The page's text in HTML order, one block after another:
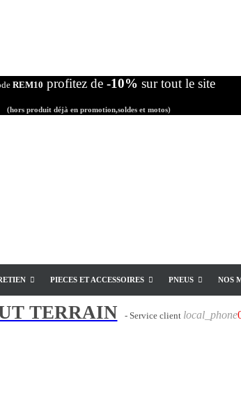
REM10 profitez de -10% sur tout le site
(hors produit déjà en promotion,soldes et motos)
PIECES ET ACCESSOIRES PNEUS NOS
TERRAIN - Service client local_phone